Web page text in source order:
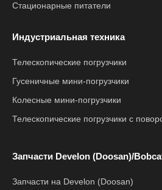
Стационарные питатели
Индустриальная техника
Телескопические погрузчики
Гусеничные мини-погрузчики
Колесные мини-погрузчики
Телескопические погрузчики с
Запчасти Develon (Doosan)/
Запчасти на Develon (Doosan)